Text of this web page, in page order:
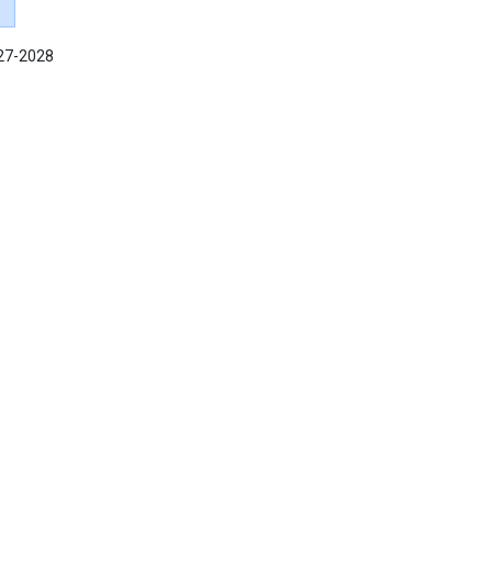
2028